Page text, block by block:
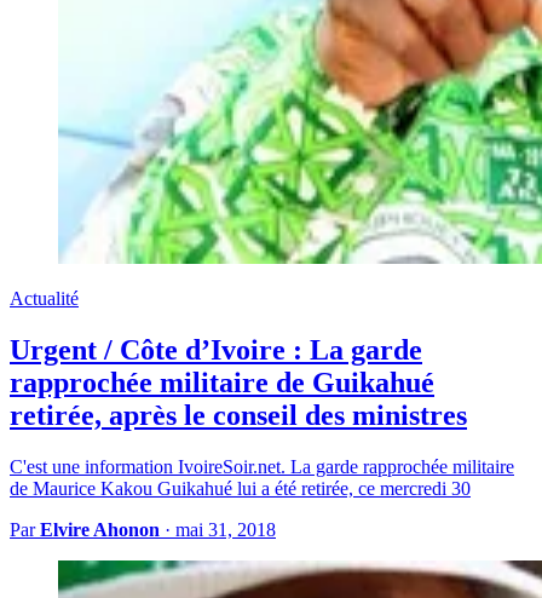
Actualité
Urgent / Côte d’Ivoire : La garde
rapprochée militaire de Guikahué
retirée, après le conseil des ministres
C'est une information IvoireSoir.net. La garde rapprochée militaire
de Maurice Kakou Guikahué lui a été retirée, ce mercredi 30
ParElvire Ahonon · mai 31, 2018